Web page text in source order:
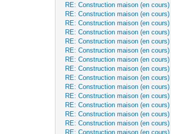
RE: Construction maison (en cours)
RE: Construction maison (en cours)
RE: Construction maison (en cours)
RE: Construction maison (en cours)
RE: Construction maison (en cours)
RE: Construction maison (en cours)
RE: Construction maison (en cours)
RE: Construction maison (en cours)
RE: Construction maison (en cours)
RE: Construction maison (en cours)
RE: Construction maison (en cours)
RE: Construction maison (en cours)
RE: Construction maison (en cours)
RE: Construction maison (en cours)
RE: Construction maison (en cours)